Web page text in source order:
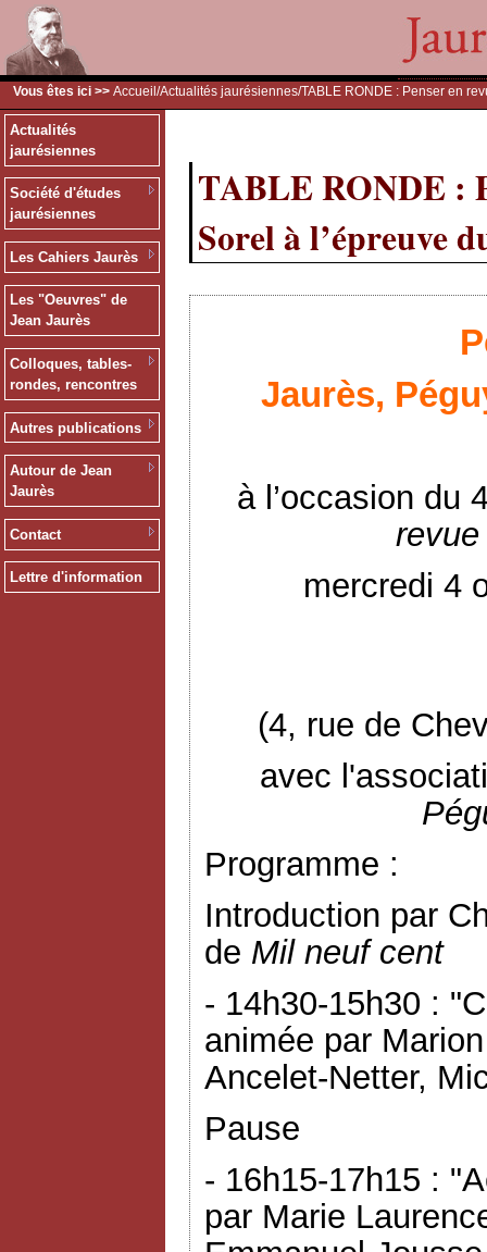
Vous êtes ici >> Accueil /Actualités jaurésiennes/TABLE RONDE : Penser en
Actualités
jaurésiennes
Société d'études
jaurésiennes
Les Cahiers Jaurès
Les "Oeuvres" de
Jean Jaurès
Colloques, tables-
rondes, rencontres
Autres publications
Autour de Jean
Jaurès
Contact
Lettre d'information
TABLE RONDE :
Sorel à l’épreuve
Jaurès,
à l’occasion du
mercredi 4
(4, rue de
avec
Programme :
Introduction par
de Mil neuf cent
- 14h30-15h30 :
animée par
Ancelet-Netter,
Pause
- 16h15-17h15 :
par Marie